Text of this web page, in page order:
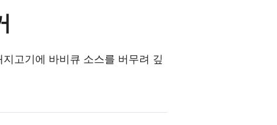
고기에 바비큐 소스를 버무려 깊